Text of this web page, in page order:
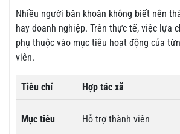
Nhiều người băn khoăn không biết nên
hay doanh nghiệp. Trên thực tế, việc lựa
phụ thuộc vào mục tiêu hoạt động của
viên.
Tiêu chí Hợp tác xã
Mục tiêu Hỗ trợ thành viên